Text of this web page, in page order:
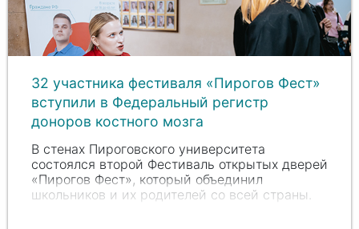
32 участника фестиваля «Пирогов Фест»
вступили в Федеральный регистр
доноров костного мозга
В стенах Пироговского университета
состоялся второй Фестиваль открытых дверей
«Пирогов Фест», который объединил
школьников и их родителей со всей страны.